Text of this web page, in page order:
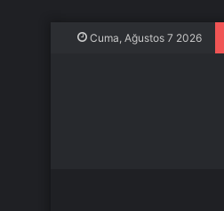
Cuma, Ağustos 7 2026